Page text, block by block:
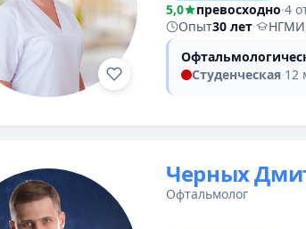
5,0 превосходно·4
Опыт30 лет·
Студенческая·12
Черных
Офтальмолог